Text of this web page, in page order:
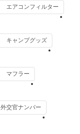
エアコンフィルター
キャンプグッズ
マフラー
外交官ナンバー